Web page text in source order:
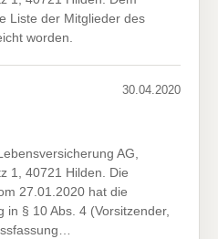
Liste der Mitglieder des
worden.
30.04.2020
AG,
1, 40721 Hilden. Die
27.01.2020 hat die
in § 10 Abs. 4 (Vorsitzender,